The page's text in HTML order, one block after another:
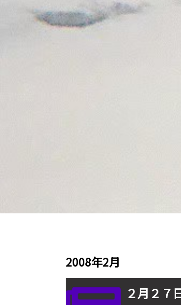
2008年2月
２月２７